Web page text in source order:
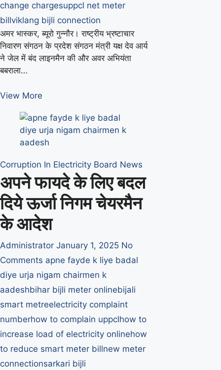
change chargesuppcl net meter
billviklang bijli connection
अमर भास्कर, ब्यूरो गुन्नौर। राष्ट्रीय भ्रष्टाचार
निवारण संगठन के प्रदेश संगठन मंत्री यक्ष देव आर्य
ने जेल में बंद लाइनमैन की और अवर अभियंता
बबराला…
View More
बंद
लाइनमैन
का
अभियंता
ने
फर्जी
तरीके
से
निकाला
वेतन
Corruption In Electricity Board News
अपने फायदे के लिए बदल
दिये ऊर्जा निगम चेयरमैन
के आदेश
Administrator January 1, 2025 No
Comments apne fayde k liye badal
diye urja nigam chairmen k
aadeshbihar bijli meter onlinebijali
smart metreelectricity complaint
numberhow to complain uppclhow to
increase load of electricity onlinehow
to reduce smart meter billnew meter
connectionsarkari bijli